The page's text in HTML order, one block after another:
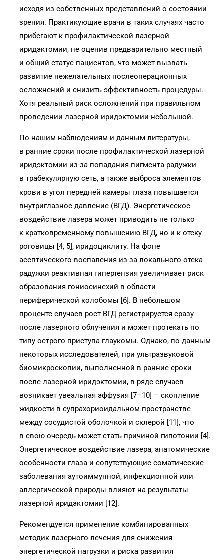
исходя из собственных представлений о состоянии
зрения. Практикующие врачи в таких случаях часто
прибегают к профилактической лазерной
иридэктомии, не оценив предварительно местный
и общий статус пациентов, что может вызвать
развитие нежелательных послеоперационных
осложнений и снизить эффективность процедуры.
Хотя реальный риск осложнений при правильном
проведении лазерной иридэктомии небольшой.
По нашим наблюдениям и данным литературы,
в ранние сроки после профилактической лазерной
иридэктомии из-за попадания пигмента радужки
в трабекулярную сеть, а также выброса элементов
крови в угол передней камеры глаза повышается
внутриглазное давление (ВГД). Энергетическое
воздействие лазера может приводить не только
к кратковременному повышению ВГД, но и к отеку
роговицы [4, 5], иридоциклиту. На фоне
асептического воспаления из-за локального отека
радужки реактивная гипертензия увеличивает риск
образования гониосинехий в области
периферической колобомы [6]. В небольшом
проценте случаев рост ВГД регистрируется сразу
после лазерного облучения и может протекать по
типу острого приступа глаукомы. Однако, по данным
некоторых исследователей, при ультразвуковой
биомикроскопии, выполненной в ранние сроки
после лазерной иридэктомии, в ряде случаев
возникает увеальная эффузия [7–10] – скопление
жидкости в супрахориоидальном пространстве
между сосудистой оболочкой и склерой [11], что
в свою очередь может стать причиной гипотонии [4].
Энергетическое воздействие лазера, анатомические
особенности глаза и сопутствующие соматические
заболевания аутоиммунной, инфекционной или
аллергической природы влияют на результаты
лазерной иридэктомии [12].
Рекомендуется применение комбинированных
методик лазерного лечения для снижения
энергетической нагрузки и риска развития